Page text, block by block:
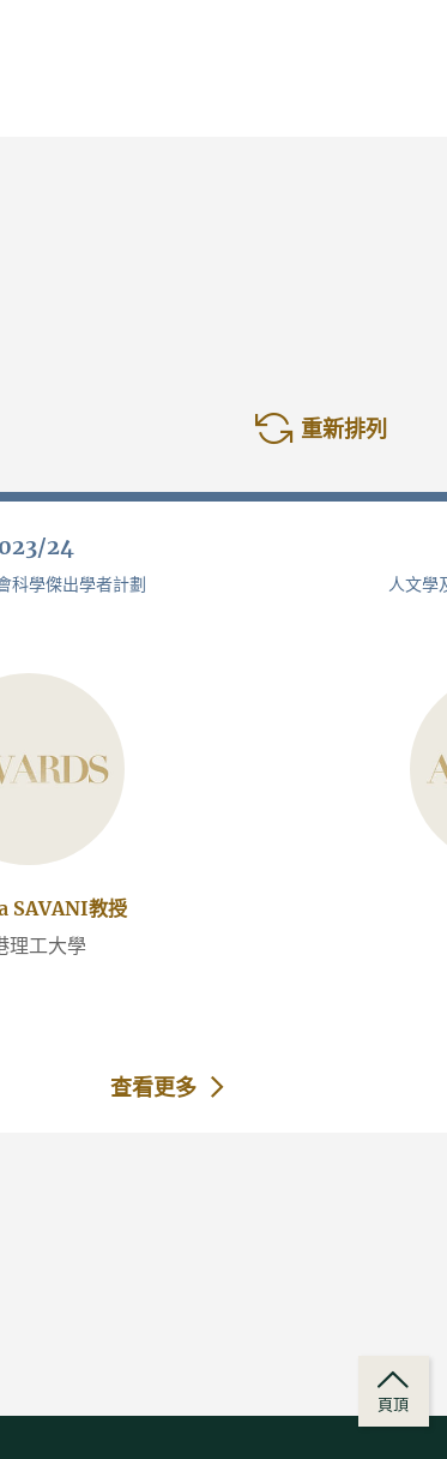
重新排列
24
科學傑出學者計劃
SAVANI教授
理工大學
查看更多
人文學
頁頂